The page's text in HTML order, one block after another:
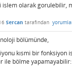
islem olarak gorulebilir,
Sercan tarafından
bölümünde,
kısmi bir
ile bölme